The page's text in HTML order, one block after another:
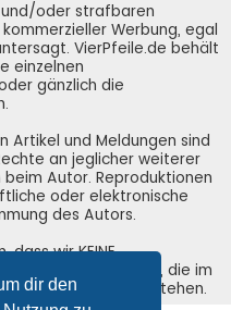
dir den
und/oder strafbaren
Werbung, egal
VierPfeile.de behält
einzelnen
gänzlich die
Artikel und Meldungen sind
an jeglicher weiterer
Autor. Reproduktionen
oder elektronische
des Autors.
dass wir KEINE
übernehmen, die im
VierPfeile.de entstehen.